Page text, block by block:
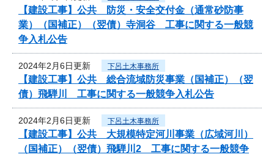
【建設工事】公共 防災・安全交付金（通常砂防事
業）（国補正）（翌債）寺洞谷 工事に関する一般競
争入札公告
2024年2月6日更新 下呂土木事務所
【建設工事】公共 総合流域防災事業（国補正）（翌
債）飛騨川 工事に関する一般競争入札公告
2024年2月6日更新 下呂土木事務所
【建設工事】公共 大規模特定河川事業（広域河川）
（国補正）（翌債）飛騨川2 工事に関する一般競争